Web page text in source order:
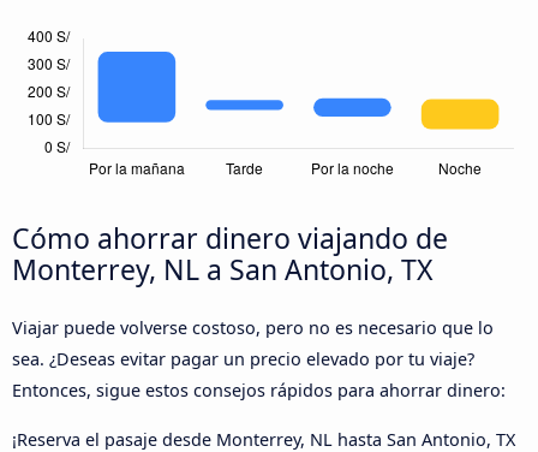
Cómo ahorrar dinero viajando de
Monterrey, NL a San Antonio, TX
Viajar puede volverse costoso, pero no es necesario que lo
sea. ¿Deseas evitar pagar un precio elevado por tu viaje?
Entonces, sigue estos consejos rápidos para ahorrar dinero:
¡Reserva el pasaje desde Monterrey, NL hasta San Antonio, TX